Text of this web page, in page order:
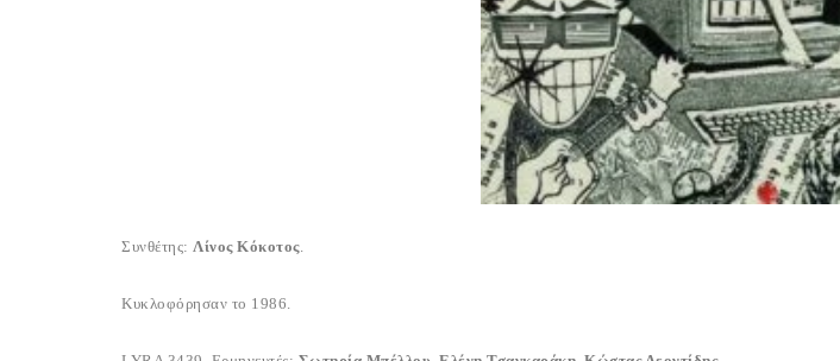
Συνθέτης: Λίνος Κόκοτος.
Κυκλοφόρησαν το 1986.